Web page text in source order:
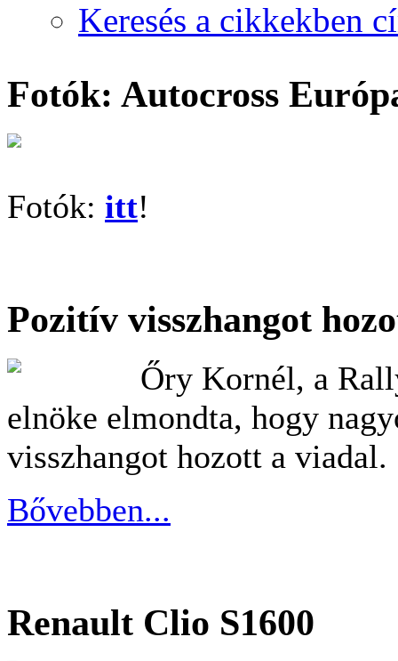
Keresés a cikkekben
Fotók: Autocross
Fotók: itt!
Pozitív visszhangot
Őry Kornél, a
elnöke elmondta, hogy
visszhangot hozott a viadal.
Bővebben...
Renault Clio S1600